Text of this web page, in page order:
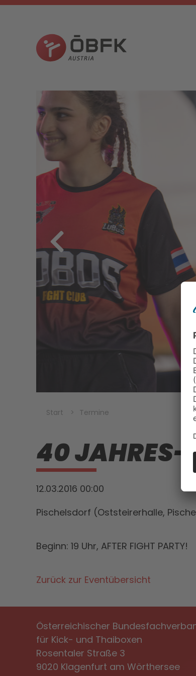
Start Termine
40 JAHRES-
12.03.2016 00:00
Pischelsdorf (Oststeirerhalle,
Beginn: 19 Uhr, AFTER FIGHT PARTY!
Zurück zur Eventübersicht
Österreichischer
für Kick- und Thaiboxen
Rosentaler Straße 3
9020 Klagenfurt am Wörthersee